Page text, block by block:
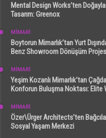
Mental Design Works’ten
Tasarım: Greenox
MİMARİ
Boytorun Mimarlık’tan Yurt
Benz Showroom Dönüşüm
MİMARİ
Yeşim Kozanlı Mimarlık’tan
Konforun Buluşma Noktası: Elite
MİMARİ
Özer\Ürger Architects’ten
Sosyal Yaşam Merkezi